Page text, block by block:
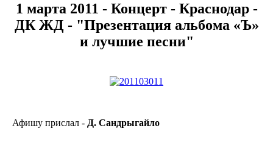
1 марта 2011 - Концерт - Краснодар -
ДК ЖД - "Презентация альбома «Ъ»
и лучшие песни"
Афишу прислал - Д. Сандрыгайло